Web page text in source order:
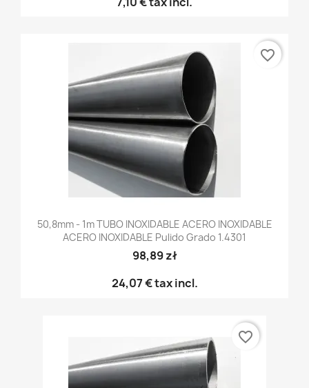
50,8mm - 1m TUBO INOXIDABLE ACERO INOXIDABLE
ACERO INOXIDABLE Pulido Grado 1.4301
98,89 zł
24,07 €tax incl.
favorite_border
favorite_border